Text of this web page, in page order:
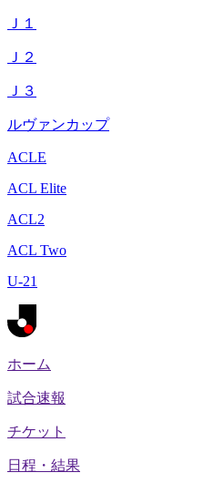
Ｊ１
Ｊ２
Ｊ３
ルヴァンカップ
ACLE
ACL Elite
ACL2
ACL Two
U-21
ホーム
試合速報
チケット
日程・結果